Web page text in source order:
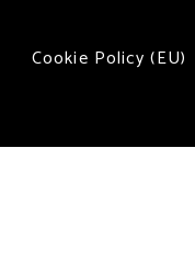
Cookie Policy (EU)